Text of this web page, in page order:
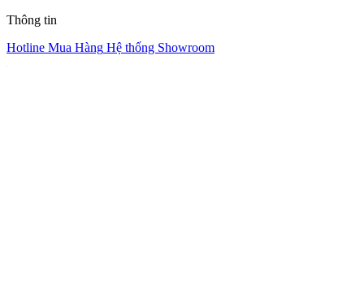
Thông tin
Hotline Mua Hàng Hệ thống Showroom